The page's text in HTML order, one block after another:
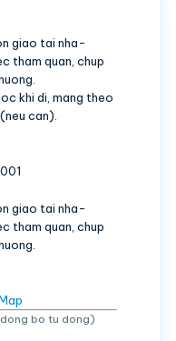
giao tai nha-
tham quan, chup
khi di, mang theo
can).
giao tai nha-
tham quan, chup
bo tu dong)